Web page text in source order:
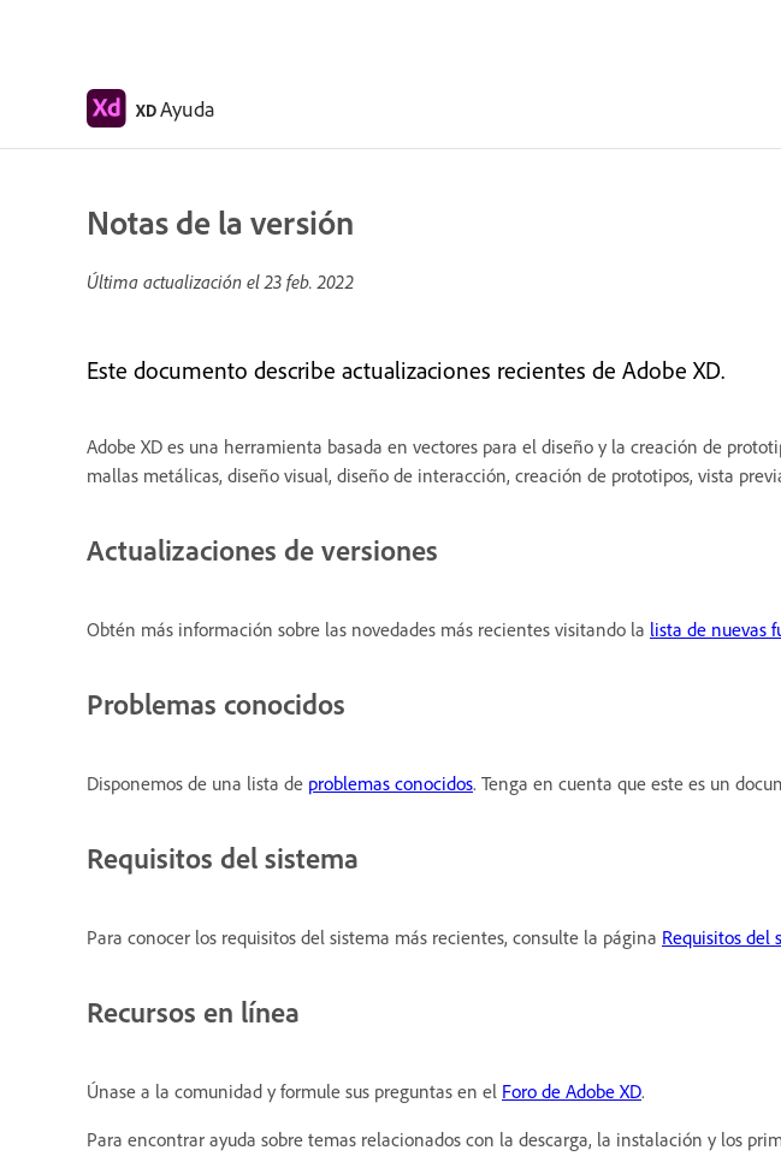
XDAyuda
Notas de la versión
Última actualización el23 feb. 2022
Este documento describe actualizaciones recientes de Adobe XD.
Adobe XD es una herramienta basada en vectores para el diseño y la creación de
mallas metálicas, diseño visual, diseño de interacción, creación de prototipos, vista
Actualizaciones de versiones
Obtén más información sobre las novedades más recientes visitando la lista de nuevas
Problemas conocidos
Disponemos de una lista de problemas conocidos. Tenga en cuenta que este es un
Requisitos del sistema
Para conocer los requisitos del sistema más recientes, consulte la página Requisitos del
Recursos en línea
Únase a la comunidad y formule sus preguntas en el Foro de Adobe XD.
Para encontrar ayuda sobre temas relacionados con la descarga, la instalación y los